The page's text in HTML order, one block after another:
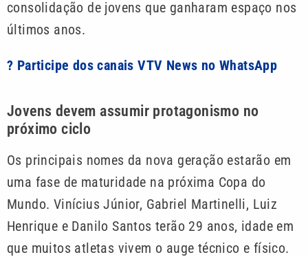
consolidação de jovens que ganharam espaço nos
últimos anos.
? Participe dos canais VTV News no WhatsApp
Jovens devem assumir protagonismo no
próximo ciclo
Os principais nomes da nova geração estarão em
uma fase de maturidade na próxima Copa do
Mundo. Vinícius Júnior, Gabriel Martinelli, Luiz
Henrique e Danilo Santos terão 29 anos, idade em
que muitos atletas vivem o auge técnico e físico.